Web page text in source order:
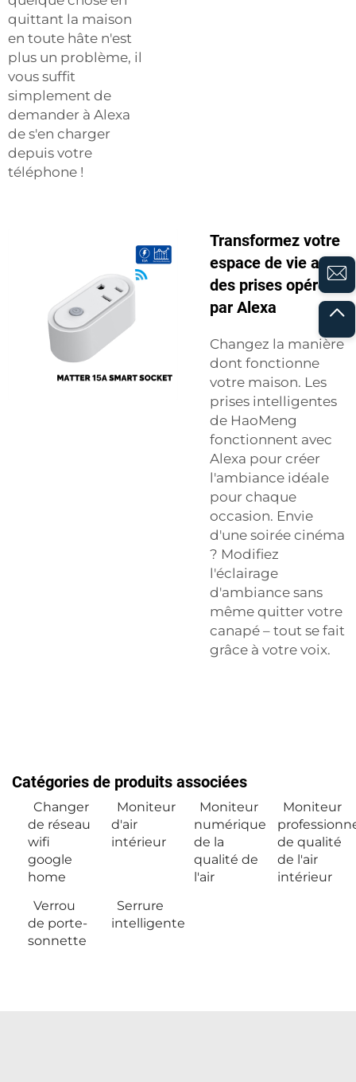
quittant la maison
en toute hâte n'est
plus un problème, il
vous suffit
simplement de
demander à Alexa
de s'en charger
depuis votre
téléphone !
Transformez votre
espace de vie avec
des prises opérées
par Alexa
Changez la manière
dont fonctionne
votre maison. Les
prises intelligentes
de HaoMeng
fonctionnent avec
Alexa pour créer
l'ambiance idéale
pour chaque
occasion. Envie
d'une soirée cinéma
? Modifiez
l'éclairage
d'ambiance sans
même quitter votre
canapé – tout se fait
grâce à votre voix.
Catégories de produits associées
Changer
de réseau
wifi
google
home
Moniteur
d'air
intérieur
Moniteur
numérique
de la
qualité de
l'air
Moniteur
de qualité
de l'air
intérieur
Verrou
de porte-
sonnette
Serrure
intelligente